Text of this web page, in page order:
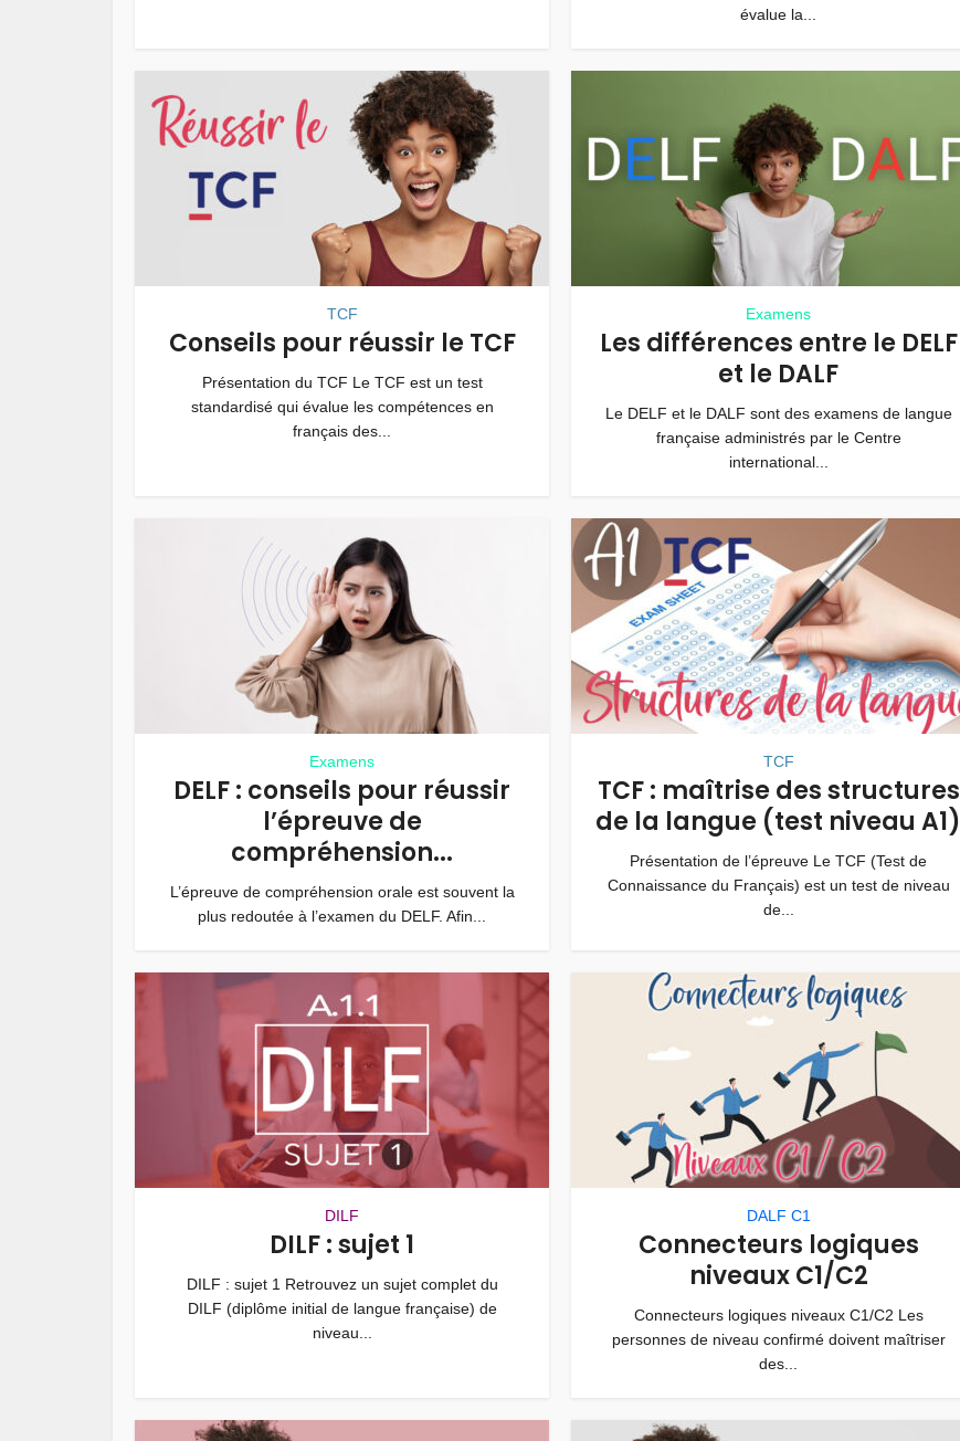
évalue la...
TCF
Conseils pour réussir le TCF
Présentation du TCF Le TCF est un test
standardisé qui évalue les compétences en
français des...
Examens
Les différences entre le DELF
et le DALF
Le DELF et le DALF sont des examens de langue
française administrés par le Centre
international...
Examens
DELF : conseils pour réussir
l’épreuve de
compréhension...
L’épreuve de compréhension orale est souvent la
plus redoutée à l’examen du DELF. Afin...
TCF
TCF : maîtrise des structures
de la langue (test niveau A1)
Présentation de l’épreuve Le TCF (Test de
Connaissance du Français) est un test de niveau
de...
DILF
DILF : sujet 1
DILF : sujet 1 Retrouvez un sujet complet du
DILF (diplôme initial de langue française) de
niveau...
DALF C1
Connecteurs logiques
niveaux C1/C2
Connecteurs logiques niveaux C1/C2 Les
personnes de niveau confirmé doivent maîtriser
des...